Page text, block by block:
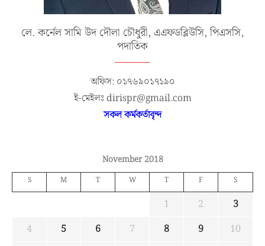
লে. কর্নেল সামি উদ দৌলা চৌধুরী, এএফডব্লিউসি, পিএসসি,
পদাতিক
অফিস: ০১৭৬৯০১৭১৯০
ই-মেইলঃ dirispr@gmail.com
সকল কর্মকর্তাবৃন্দ
November 2018
S M T W T F S
1 2
3
4
5 6 7 8 9
10